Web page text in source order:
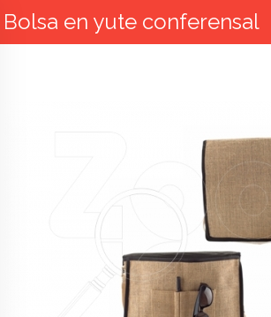
Bolsa en yute conferensal